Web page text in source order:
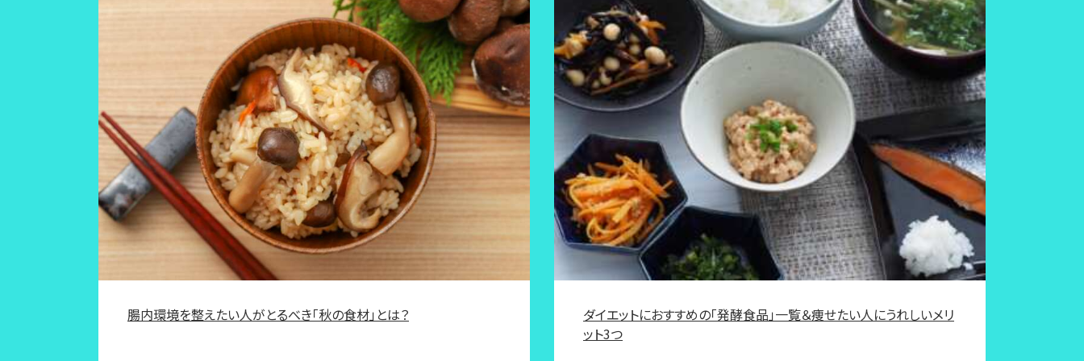
腸内環境を整えたい人がとるべき「秋の食材」とは？
ダイエットにおすすめの「発酵食品」一覧＆痩せたい人にうれしいメリ
ット3つ